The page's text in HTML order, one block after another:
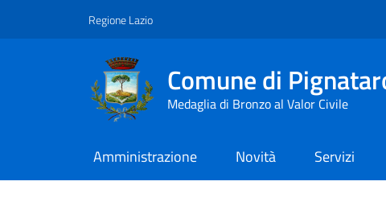
Regione Lazio
Comune di
Medaglia di Bronzo al Valor Civile
Amministrazione Novità Servizi